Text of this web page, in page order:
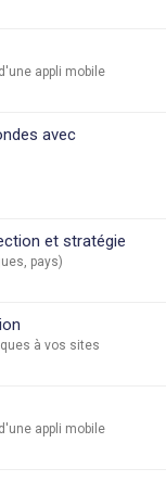
appli mobile
avec
et stratégie
pays)
à vos sites
appli mobile